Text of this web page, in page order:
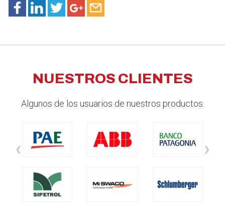
NUESTROS CLIENTES
Algunos de los usuarios de nuestros productos.
‹ ›